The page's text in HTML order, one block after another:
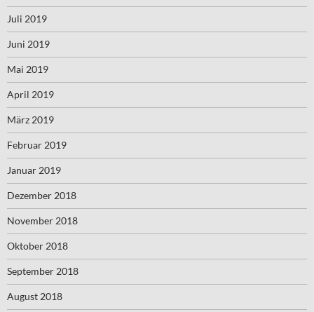
Juli 2019
Juni 2019
Mai 2019
April 2019
März 2019
Februar 2019
Januar 2019
Dezember 2018
November 2018
Oktober 2018
September 2018
August 2018